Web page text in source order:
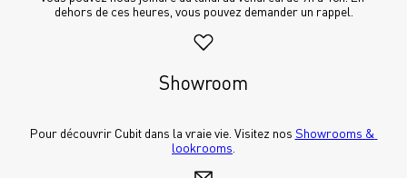
dehors de ces heures, vous pouvez demander un rappel.
Showroom
Pour découvrir Cubit dans la vraie vie. Visitez nos Showrooms &
lookrooms